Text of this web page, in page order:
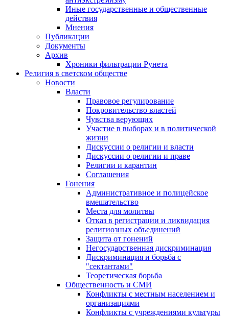
Иные государственные и общественные
действия
Мнения
Публикации
Документы
Архив
Хроники фильтрации Рунета
Религия в светском обществе
Новости
Власти
Правовое регулирование
Покровительство властей
Чувства верующих
Участие в выборах и в политической
жизни
Дискуссии о религии и власти
Дискуссии о религии и праве
Религии и карантин
Соглашения
Гонения
Административное и полицейское
вмешательство
Места для молитвы
Отказ в регистрации и ликвидация
религиозных объединений
Защита от гонений
Негосударственная дискриминация
Дискриминация и борьба с
"сектантами"
Теоретическая борьба
Общественность и СМИ
Конфликты с местным населением и
организациями
Конфликты с учреждениями культуры